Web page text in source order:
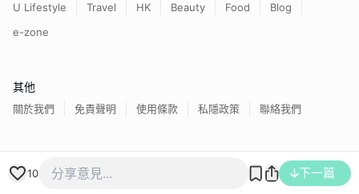
10 下一篇
U Lifestyle Travel HK Beauty Food
Blog
e-zone
其他
關於我們 免責聲明 使用條款 私隱政策 聯絡我們
香港經濟日報版權所有©